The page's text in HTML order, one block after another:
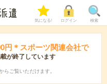
気になる! ログイン 検索
円＊スポーツ関連会社で
が終了しています
からご覧いただけます。